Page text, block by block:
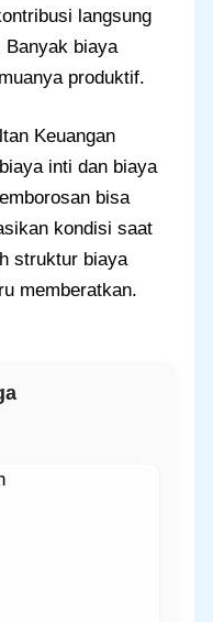
langsung
Banyak biaya
produktif.
Keuangan
inti dan biaya
bisa
kondisi saat
struktur biaya
memberatkan.